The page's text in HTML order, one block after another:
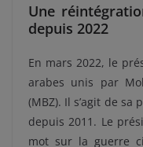
Une
depuis 2022
En mars 2022, le
arabes unis par
(MBZ). Il s’agit de
depuis 2011. Le
mot sur la guerre